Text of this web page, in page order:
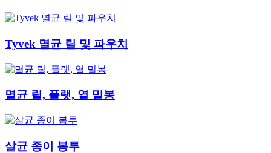
Tyvek 멸균 릴 및 파우치
멸균 릴, 플랫, 열 밀봉
살균 종이 봉투